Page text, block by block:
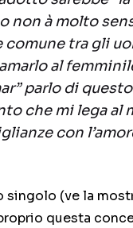
non à molto
comune tra gli
al
parlo di questo
che mi lega al
con
singolo (ve la
questa